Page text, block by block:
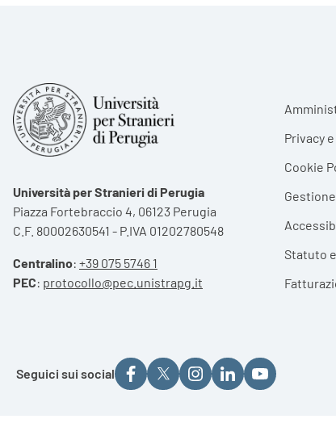
Università per Stranieri di Perugia
Piazza Fortebraccio 4, 06123 Perugia
C.F. 80002630541 - P.IVA 01202780548
Centralino: +39 075 5746 1
PEC: protocollo@pec.unistrapg.it
Privacy
Cookie
Statuto
Seguici sui social